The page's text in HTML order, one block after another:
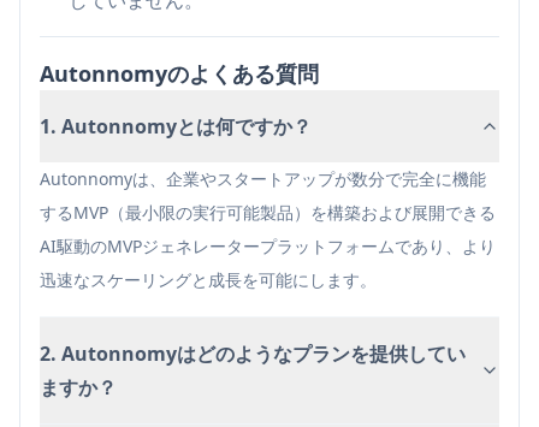
コスト効果の高いスケーリング: 成長する企業が
開発コストの比例的な増加なしにアプリケーショ
ンポートフォリオを拡大できるようにする
メリット
新しいアプリケーションの市場投入までの時間を
大幅に短縮する
従来の開発と比較してコスト効果の高いソリュー
自動スケーリング機能
デメリット
Autonnomyのよくある質問
1. Autonnomyとは何ですか？
Autonnomyは、企業やスタートアップが数分で完全に機能
するMVP（最小限の実行可能製品）を構築および展開できる
AI駆動のMVPジェネレータープラットフォームであり、より
迅速なスケーリングと成長を可能にします。
2. Autonnomyはどのようなプランを提供してい
ますか？